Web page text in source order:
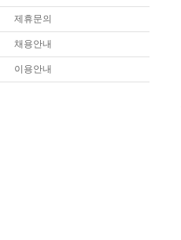
제휴문의
채용안내
이용안내